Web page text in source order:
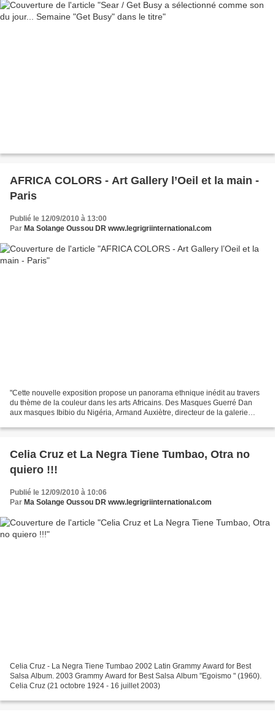
AFRICA COLORS - Art Gallery l’Oeil et la main -
Paris
Publié le 12/09/2010 à 13:00
Par Ma Solange Oussou DR www.legrigriinternational.com
"Cette nouvelle exposition propose un panorama ethnique inédit au travers
du thème de la couleur dans les arts Africains. Des Masques Guerré Dan
aux masques Ibibio du Nigéria, Armand Auxiètre, directeur de la galerie
Celia Cruz et La Negra Tiene Tumbao, Otra no
quiero !!!
Publié le 12/09/2010 à 10:06
Par Ma Solange Oussou DR www.legrigriinternational.com
Celia Cruz - La Negra Tiene Tumbao 2002 Latin Grammy Award for Best
Salsa Album. 2003 Grammy Award for Best Salsa Album "Egoismo " (1960).
Celia Cruz (21 octobre 1924 - 16 juillet 2003)